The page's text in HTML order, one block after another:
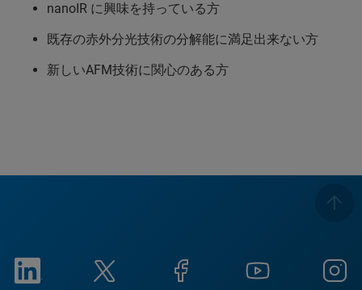
nanoIR に興味を持っている方
既存の赤外分光技術の分解能に満足出来ない方
新しいAFM技術に関心のある方